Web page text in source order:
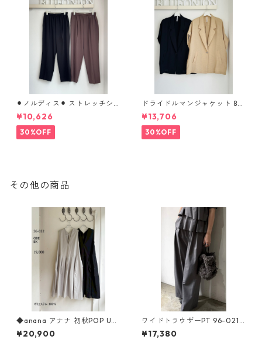
⚫︎ノルディス⚫︎ ストレッチシ
フォンテーパードパンツ 8026
8310 dignitecollier
¥10,626
30%OFF
ドライドルマンジャケット 80
268317 dignitecollier
¥13,706
30%OFF
その他の商品
◆anana アナナ 初秋POP UP
◆ タフタウェストタックジ
ャンスカ 36-032 ANANA
¥20,900
ワイドトラウザーPT 96-021
anana
¥17,380